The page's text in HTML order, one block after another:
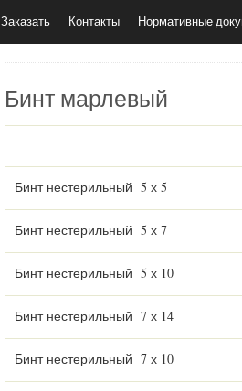
Заказать Контакты Нормативные
Бинт марлевый
Бинт нестерильный 5 х 5
Бинт нестерильный 5 х 7
Бинт нестерильный 5 х 10
Бинт нестерильный 7 х 14
Бинт нестерильный 7 х 10